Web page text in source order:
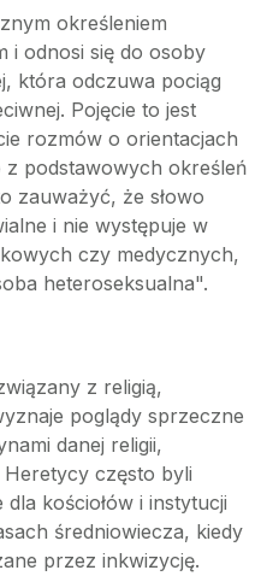
określeniem
i odnosi się do osoby
która odczuwa pociąg
Pojęcie to jest
rozmów o orientacjach
z podstawowych określeń
zauważyć, że słowo
i nie występuje w
czy medycznych,
heteroseksualna".
z religią,
poglądy sprzeczne
danej religii,
Heretycy często byli
kościołów i instytucji
średniowiecza, kiedy
przez inkwizycję.